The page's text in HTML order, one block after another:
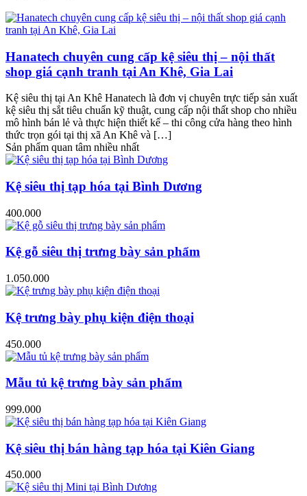
Hanatech chuyên cung cấp kệ siêu thị – nội thất
shop giá cạnh tranh tại An Khê, Gia Lai
Kệ siêu thị tại An Khê Hanatech là đơn vị chuyên trực tiếp sản xuất
kệ siêu thị sắt tiêu chuẩn kỹ thuật, cung cấp nội thất shop cho nhiều
mô hình bán lẻ và thực hiện thiết kế – thi công cửa hàng theo hình
thức trọn gói tại thị xã An Khê và […]
Sản phẩm quan tâm nhiều nhất
Kệ siêu thị tạp hóa tại Bình Dương
400.000
Kệ gỗ siêu thị trưng bày sản phẩm
1.050.000
Kệ trưng bày phụ kiện điện thoại
450.000
Mẫu tủ kệ trưng bày sản phẩm
999.000
Kệ siêu thị bán hàng tạp hóa tại Kiên Giang
450.000